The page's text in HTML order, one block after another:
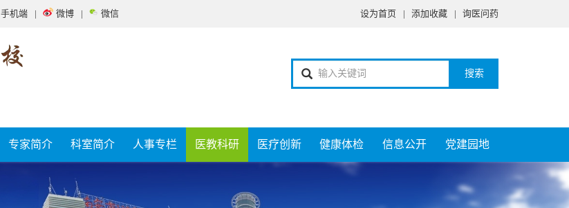
手机端 | 微博 | 微信 设为首页 | 添加收藏 | 询医问药
搜索
专家简介 科室简介 人事专栏 医教科研 医疗创新 健康体检 信息公开 党建园地